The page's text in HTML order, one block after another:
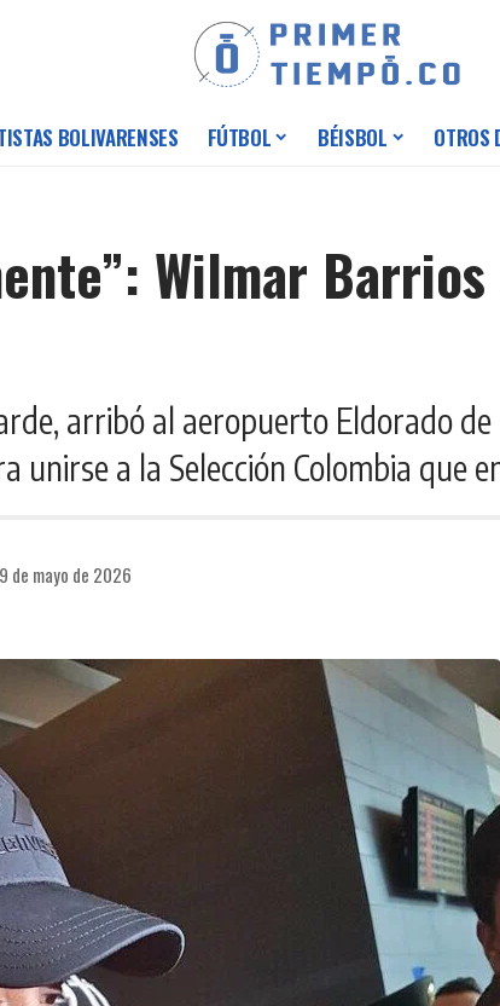
BOLIVARENSES FÚTBOL BÉISBOL OTROS
Wilmar
arribó al aeropuerto Eldorado
unirse a la Selección Colombia que
de mayo de 2026